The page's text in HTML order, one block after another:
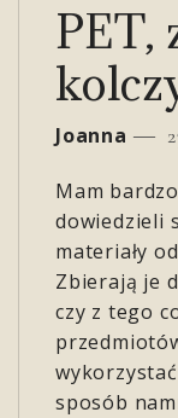
PET,
Joanna
Mam
dowiedzieli
materiały
Zbierają je
czy z tego
sposób